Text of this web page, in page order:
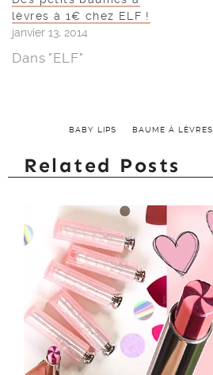
lèvres à 1€ chez ELF !
janvier 13, 2014
Dans "ELF"
BABY LIPS BAUME À LÈVRES
Related Posts